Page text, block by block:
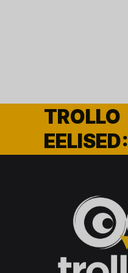
TROLLO
EELISED: